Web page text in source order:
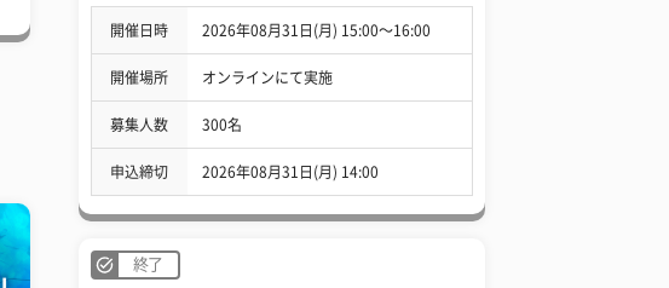
開催日時 2026年08月31日(月) 15:00〜16:00
開催場所 オンラインにて実施
募集人数 300名
申込締切 2026年08月31日(月) 14:00
終了